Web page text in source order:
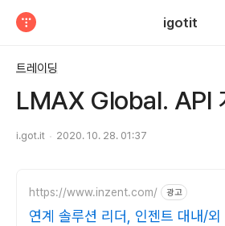
igotit
트레이딩
LMAX Global. API
i.got.it 2020. 10. 28. 01:37
https://www.inzent.com/ 광고
연계 솔루션 리더, 인젠트 대내/외